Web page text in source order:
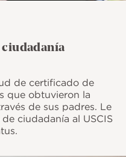
de certificado de
que obtuvieron la
de sus padres. Le
ciudadanía al USCIS